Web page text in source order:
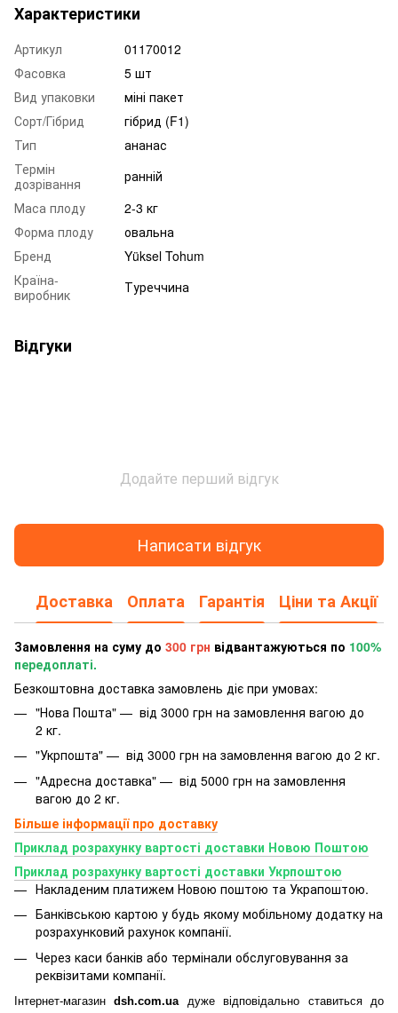
Характеристики
Артикул
01170012
Фасовка
5 шт
Вид упаковки
міні пакет
Сорт/Гібрид
гібрид (F1)
Тип
ананас
Термін
дозрівання
ранній
Маса плоду
2-3 кг
Форма плоду
овальна
Бренд
Yüksel Tohum
Країна-
виробник
Туреччина
Відгуки
Додайте перший відгук
Написати відгук
Доставка Оплата Гарантія Ціни та Акції
Замовлення на суму до 300 грн відвантажуються по 100%
передоплаті.
Безкоштовна доставка замовлень діє при умовах:
"Нова Пошта" — від 3000 грн на замовлення вагою до
2 кг.
"Укрпошта" — від 3000 грн на замовлення вагою до 2 кг.
"Адресна доставка" — від 5000 грн на замовлення
вагою до 2 кг.
Більше інформації про доставку
Приклад розрахунку вартості доставки Новою Поштою
Приклад розрахунку вартості доставки Укрпоштою
Накладеним платижем Новою поштою та Украпоштою.
Банківською картою у будь якому мобільному додатку на
розрахунковий рахунок компанії.
Через каси банків або термінали обслуговування за
реквізитами компанії.
Інтернет-магазинdsh.com.uaдуже відповідально ставиться до